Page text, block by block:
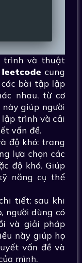
trình và thuật
cung
bài tập lập
nhau, từ cơ
giúp người
trình và cải
vấn đề.
độ khó: trang
lựa chọn các
độ khó. Giúp
năng cụ thể
tiết: sau khi
người dùng có
và giải pháp
này giúp họ
vấn đề và
mình.